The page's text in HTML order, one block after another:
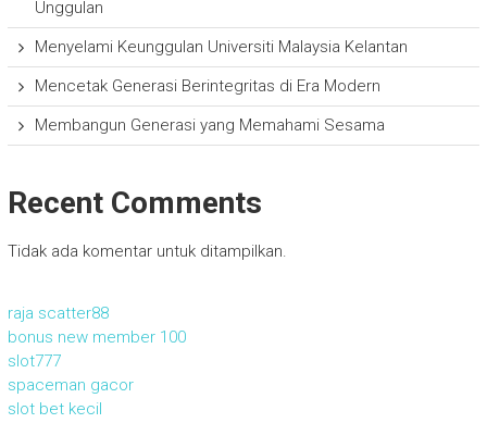
Unggulan
Menyelami Keunggulan Universiti Malaysia Kelantan
Mencetak Generasi Berintegritas di Era Modern
Membangun Generasi yang Memahami Sesama
Recent Comments
Tidak ada komentar untuk ditampilkan.
raja scatter88
bonus new member 100
slot777
spaceman gacor
slot bet kecil